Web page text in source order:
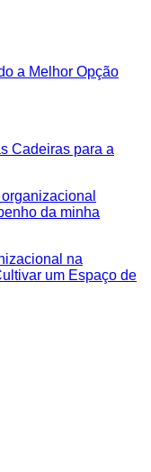
a Melhor Opção
Cadeiras para a
na
um Espaço de